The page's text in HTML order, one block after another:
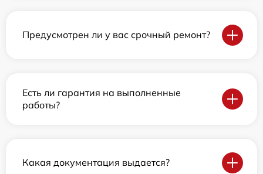
Предусмотрен ли у вас срочный ремонт?
Есть ли гарантия на выполненные
работы?
Какая документация выдается?